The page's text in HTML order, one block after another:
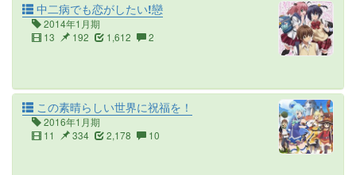
中二病でも恋がしたい!戀
2014年1月期
13
192 1,612 2
この素晴らしい世界に祝福を！
2016年1月期
11
334 2,178 10